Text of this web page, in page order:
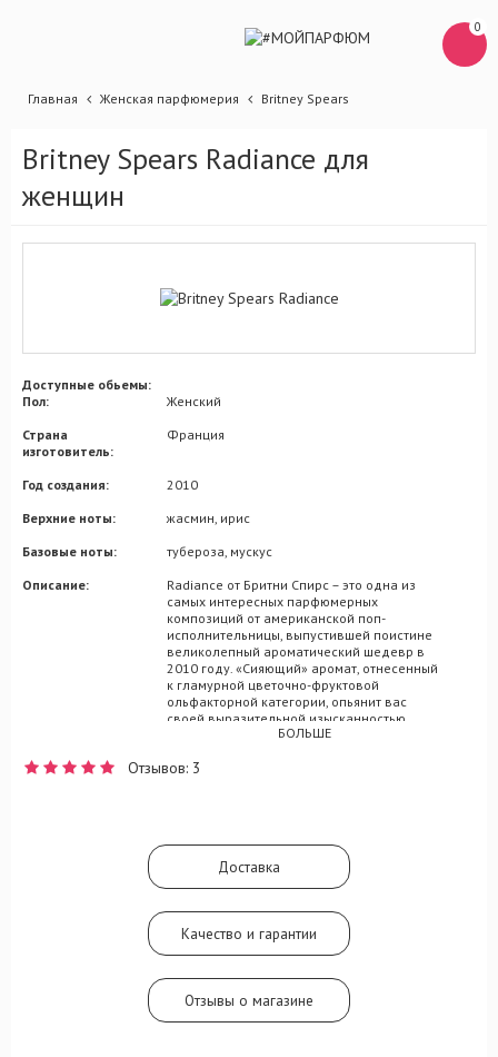
0
Главная Женская парфюмерия Britney Spears
Britney Spears Radiance для
женщин
Доступные обьемы:
Пол:
Женский
Страна
изготовитель:
Франция
Год создания:
2010
Верхние ноты:
жасмин, ирис
Базовые ноты:
тубероза, мускус
Описание:
Radiance от Бритни Спирс – это одна из
самых интересных парфюмерных
композиций от американской поп-
исполнительницы, выпустившей поистине
великолепный ароматический шедевр в
2010 году. «Сияющий» аромат, отнесенный
к гламурной цветочно-фруктовой
ольфакторной категории, опьянит вас
своей выразительной изысканностью,
идеально подходящей под образ
Парфюм располагает блистательной
этапе Radiance прозвучат очаровательные
и зажигательные оттенки апельсинового
цветка, которые проявят себя сразу после
флакончика с розовыми и голубыми
камушками. Гармония сердечной части
мелодии Radiance будет выражаться
шлейф дополнится нотой проникновенной
туберозы.
БОЛЬШЕ
Отзывов: 3
Доставка
Качество и гарантии
Отзывы о магазине